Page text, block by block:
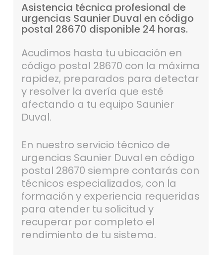
Asistencia técnica profesional de
urgencias Saunier Duval en código
postal 28670 disponible 24 horas.
Acudimos hasta tu ubicación en
código postal 28670 con la máxima
rapidez, preparados para detectar
y resolver la avería que esté
afectando a tu equipo Saunier
Duval.
En nuestro servicio técnico de
urgencias Saunier Duval en código
postal 28670 siempre contarás con
técnicos especializados, con la
formación y experiencia requeridas
para atender tu solicitud y
recuperar por completo el
rendimiento de tu sistema.